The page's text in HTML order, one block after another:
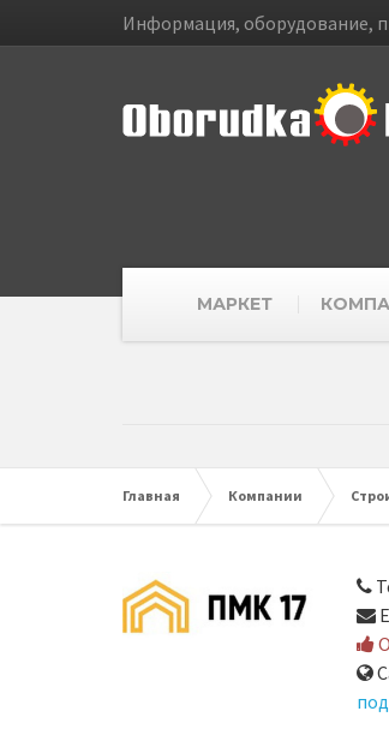
Информация, оборудование,
МАРКЕТ
Главная Компании